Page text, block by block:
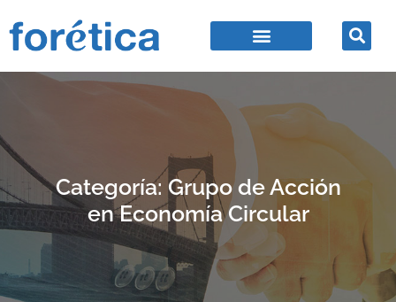
Categoría: Grupo de Acción
en Economía Circular